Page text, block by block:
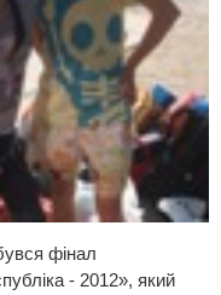
фінал
- 2012», який